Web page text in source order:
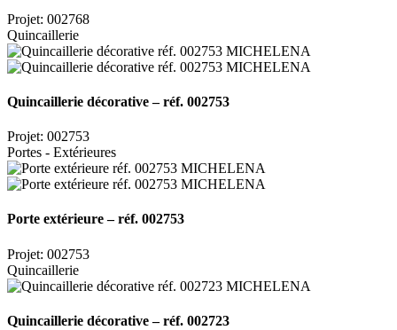
Projet: 002768
Quincaillerie
Quincaillerie décorative – réf. 002753
Projet: 002753
Portes - Extérieures
Porte extérieure – réf. 002753
Projet: 002753
Quincaillerie
Quincaillerie décorative – réf. 002723